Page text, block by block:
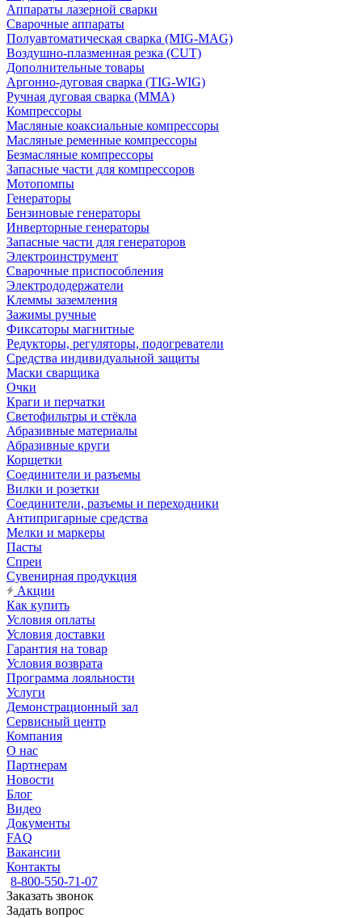
Аппараты лазерной сварки
Сварочные аппараты
Полуавтоматическая сварка (MIG-MAG)
Воздушно-плазменная резка (CUT)
Дополнительные товары
Аргонно-дуговая сварка (TIG-WIG)
Ручная дуговая сварка (MMA)
Компрессоры
Масляные коаксиальные компрессоры
Масляные ременные компрессоры
Безмасляные компрессоры
Запасные части для компрессоров
Мотопомпы
Генераторы
Бензиновые генераторы
Инверторные генераторы
Запасные части для генераторов
Электроинструмент
Сварочные приспособления
Электрододержатели
Клеммы заземления
Зажимы ручные
Фиксаторы магнитные
Редукторы, регуляторы, подогреватели
Средства индивидуальной защиты
Маски сварщика
Очки
Краги и перчатки
Светофильтры и стёкла
Абразивные материалы
Абразивные круги
Корщетки
Соединители и разъемы
Вилки и розетки
Соединители, разъемы и переходники
Антипригарные средства
Мелки и маркеры
Пасты
Спреи
Сувенирная продукция
Акции
Как купить
Условия оплаты
Условия доставки
Гарантия на товар
Условия возврата
Программа лояльности
Услуги
Демонстрационный зал
Сервисный центр
Компания
О нас
Партнерам
Новости
Блог
Видео
Документы
FAQ
Вакансии
Контакты
8-800-550-71-07
Заказать звонок
Задать вопрос